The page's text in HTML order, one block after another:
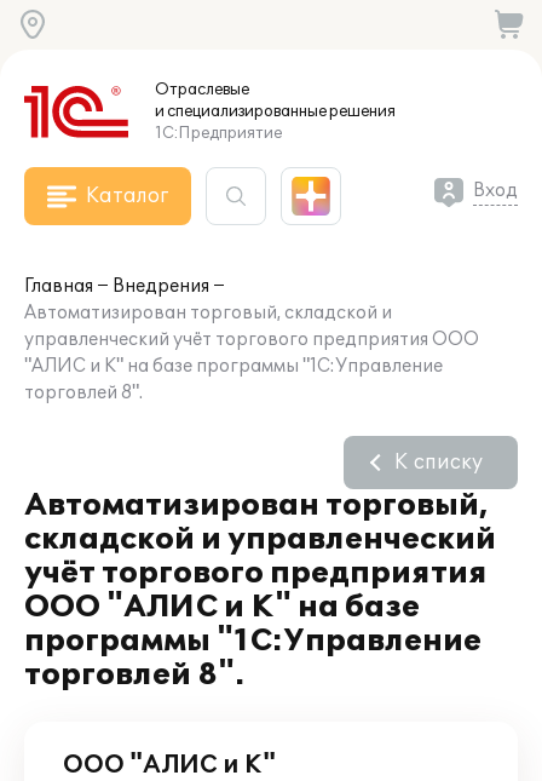
Отраслевые
и специализированныерешения
1С:Предприятие
Каталог Вход
Главная
Внедрения
Автоматизирован торговый, складской и
управленческий учёт торгового предприятия ООО
"АЛИС и К" на базе программы "1С:Управление
торговлей 8".
Автоматизирован торговый,
складской и управленческий
учёт торгового предприятия
ООО "АЛИС и К" на базе
программы "1С:Управление
торговлей 8".
К списку
ООО "АЛИС и К"